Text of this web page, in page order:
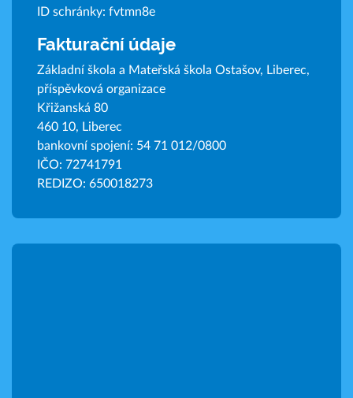
ID schránky: fvtmn8e
Fakturační údaje
Základní škola a Mateřská škola Ostašov, Liberec,
příspěvková organizace
Křižanská 80
460 10, Liberec
bankovní spojení: 54 71 012/0800
IČO: 72741791
REDIZO: 650018273